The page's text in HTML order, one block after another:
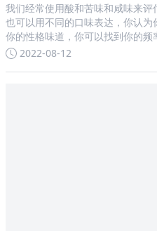
我们经常使用酸和苦味和咸味来
也可以用不同的口味表达，你认
你的性格味道，你可以找到你的频
2022-08-12